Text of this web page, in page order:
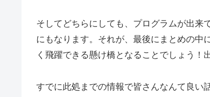
そしてどちらにしても、プログラムが出来
にもなります。それが、最後にまとめの中
く飛躍できる懸け橋となることでしょう！
すでに此処までの情報で皆さんなんて良い